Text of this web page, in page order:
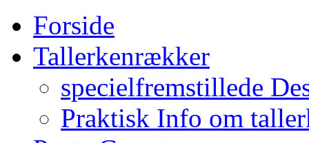
Forside
Tallerkenrækker
specielfremstillede
Praktisk Info om